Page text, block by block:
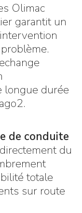
Olimac
garantit un
longue durée
de conduite
du
totale
sur route